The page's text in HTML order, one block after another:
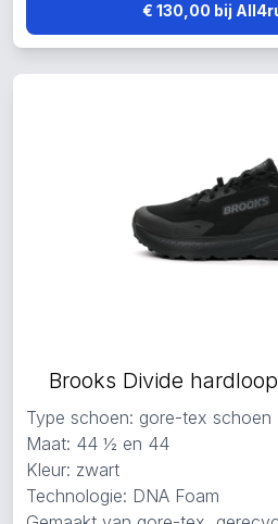
€ 130,00 bij
Brooks Divide
Type schoen: gore-tex schoen
Maat: 44 ½ en 44
Kleur: zwart
Technologie: DNA Foam